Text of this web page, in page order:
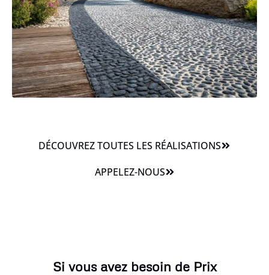
DÉCOUVREZ TOUTES LES RÉALISATIONS
APPELEZ-NOUS
Si vous avez besoin de Prix